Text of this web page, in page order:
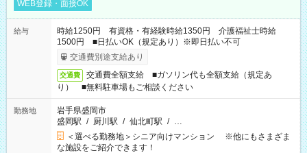
WEB登録・面接OK
給与
時給1250円 有資格・有経験時給1350円 介護福祉士時給
1500円 ■日払いOK（規定あり）※即日払い不可
交通費別途支給あり
交通費
交通費全額支給 ■ガソリン代も全額支給（規定あ
り） ■無料駐車場もご相談ください
勤務地
岩手県盛岡市
盛岡駅 / 厨川駅 / 仙北町駅 / …
＜選べる勤務地＞シニア向けマンション ※他にもさまざま
な施設をご紹介できます！